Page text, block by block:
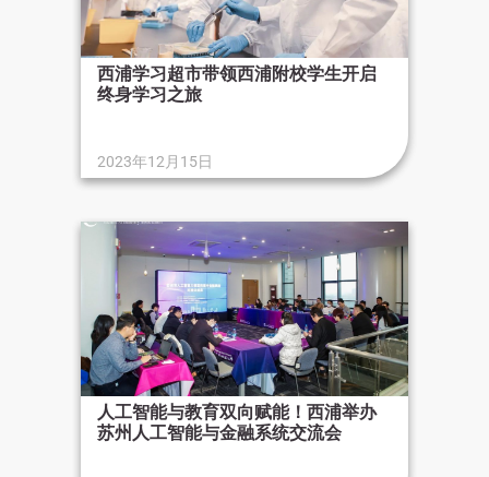
西浦学习超市带领西浦附校学生开启
终身学习之旅
2023年12月15日
人工智能与教育双向赋能！西浦举办
苏州人工智能与金融系统交流会